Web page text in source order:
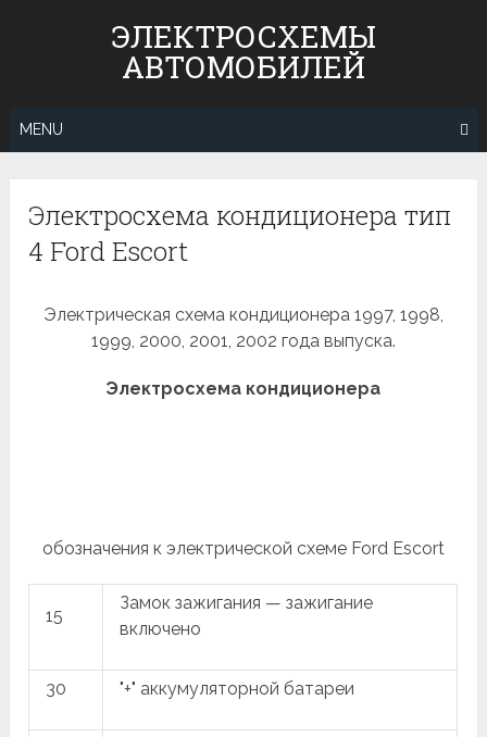
ЭЛЕКТРОСХЕМЫ
АВТОМОБИЛЕЙ
MENU
Электросхема кондиционера тип
4 Ford Escort
Электрическая схема кондиционера 1997, 1998,
1999, 2000, 2001, 2002 года выпуска.
Электросхема кондиционера
обозначения к электрической схеме Ford Escort
15
Замок зажигания — зажигание
включено
30 "+" аккумуляторной батареи